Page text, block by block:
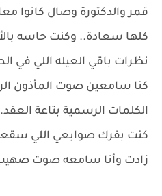
قمر والدكتورة وصال كانوا
كلها سعادة.. وكنت حاسه
نظرات باقي العيله اللي في
كنا سامعين صوت المأذون
الكلمات الرسمية بتاعة العقد.
كنت بفرك صوابعي اللي
زادت وأنا سامعه صوت صهيب